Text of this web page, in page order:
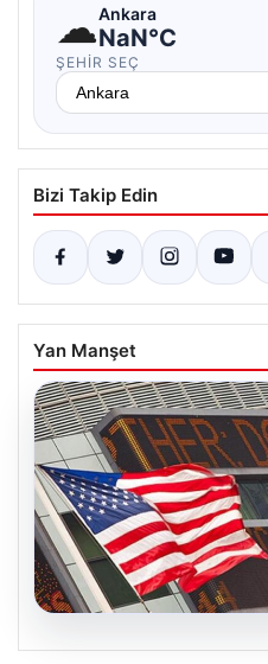
☁Ankara
NaN°C
ŞEHIR SEÇ
Bizi Takip Edin
Yan Manşet
05.08.2026